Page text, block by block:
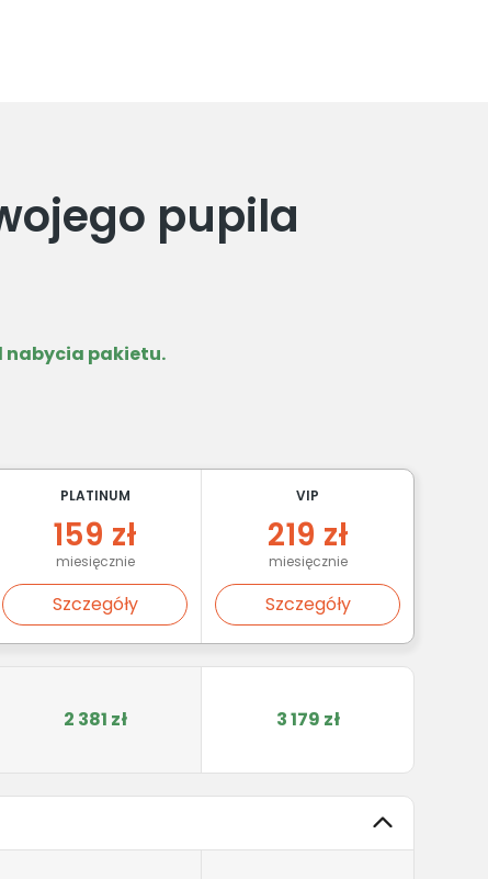
pupila
nabycia pakietu.
PLATINUM
159 zł
miesięcznie
Szczegóły
VIP
219 zł
miesięcznie
Szczegóły
2 381 zł 3 179 zł